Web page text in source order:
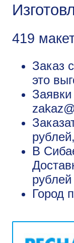
419
Заказ
это
В
Город